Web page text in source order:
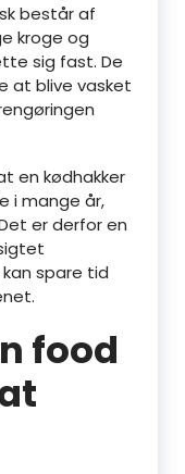
består af
kroge og
sig fast. De
at blive vasket
en kødhakker
i mange år,
er derfor en
spare tid
food